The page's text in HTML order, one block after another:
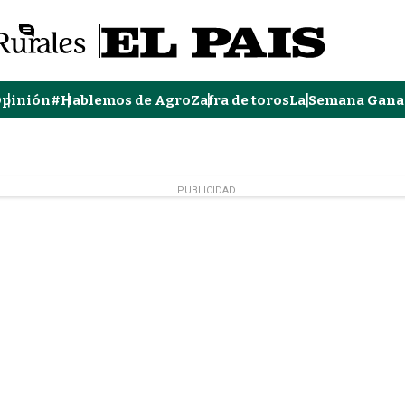
#Hablemos de AgroZafra de torosLa Semana
PUBLICIDAD